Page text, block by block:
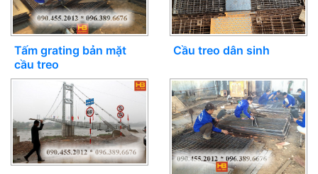
Tấm grating bản mặt
cầu treo
Cầu treo dân sinh